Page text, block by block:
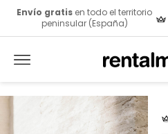
Envío gratis en todo el territorio
peninsular (España)